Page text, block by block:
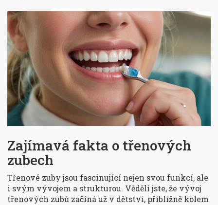
Zajímavá fakta o třenových
zubech
Třenové zuby jsou fascinující nejen svou funkcí, ale
i svým vývojem a strukturou. Věděli jste, že vývoj
třenových zubů začíná už v dětství, přibližně kolem